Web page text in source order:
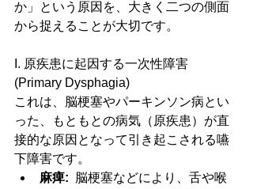
か」という原因を、大きく二つの側面
から捉えることが大切です。
I. 原疾患に起因する一次性障害
(Primary Dysphagia)
これは、脳梗塞やパーキンソン病とい
った、もともとの病気（原疾患）が直
接的な原因となって引き起こされる嚥
下障害です。
麻痺: 脳梗塞などにより、舌や喉